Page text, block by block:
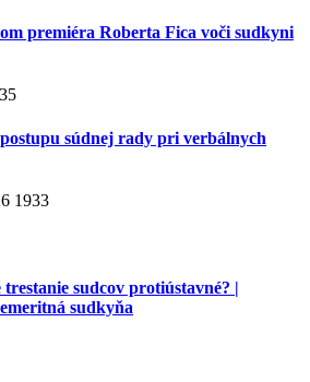
premiéra Roberta Fica voči sudkyni
súdnej rady pri verbálnych
1933
sudcov protiústavné? |
sudkyňa